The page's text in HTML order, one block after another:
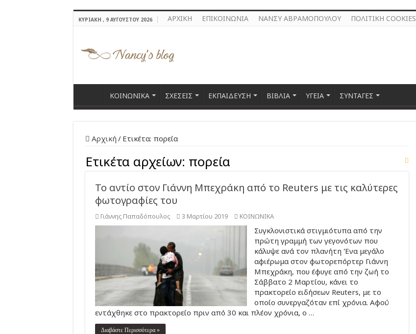
ΚΥΡΙΑΚΉ , 9 ΑΥΓΟΎΣΤΟΥ 2026 ΑΡΧΙΚΗ ΕΠΙΚΟΙΝΩΝΙΑ ΝΑΝΣΥ ΑΒΡΑΜΟΠΟΥΛΟΥ ΠΟΛΙΤΙΚΗ COOKIES
ΚΟΙΝΩΝΙΚΑ ΣΧΕΣΕΙΣ ΕΚΠΑΙΔΕΥΣΗ ΒΙΒΛΙΑ ΥΓΕΙΑ ΣΥΝΤΑΓΕΣ
Αρχική / Ετικέτα: πορεία
Ετικέτα αρχείων: πορεία
Το αντίο στον Γιάννη Μπεχράκη από το Reuters με τις καλύτερες
φωτογραφίες του
Γιάννης Παπαδόπουλος 3 Μαρτίου 2019 ΚΟΙΝΩΝΙΚΑ
Συγκλονιστικά στιγμιότυπα από την
πρώτη γραμμή των γεγονότων που
κάλυψε ανά τον πλανήτη Ένα μεγάλο
αφιέρωμα στον φωτορεπόρτερ Γιάννη
Μπεχράκη, που έφυγε από την ζωή το
Σάββατο 2 Μαρτίου, κάνει το
πρακτορείο ειδήσεων Reuters, με το
οποίο συνεργαζόταν επί χρόνια. Αφού
εντάχθηκε στο πρακτορείο πριν από 30 και πλέον χρόνια, ο …
Διαβάστε Περισσότερα »